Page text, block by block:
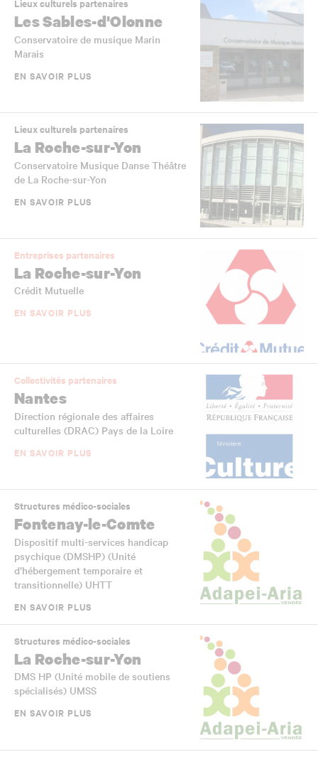
Lieux culturels partenaires
Les Sables-d'Olonne
Conservatoire de musique Marin
Marais
EN SAVOIR PLUS
Lieux culturels partenaires
La Roche-sur-Yon
Conservatoire Musique Danse Théâtre
de La Roche-sur-Yon
EN SAVOIR PLUS
Entreprises partenaires
La Roche-sur-Yon
Crédit Mutuelle
EN SAVOIR PLUS
Collectivités partenaires
Nantes
Direction régionale des affaires
culturelles (DRAC) Pays de la Loire
EN SAVOIR PLUS
Structures médico-sociales
Fontenay-le-Comte
Dispositif multi-services handicap
psychique (DMSHP) (Unité
d’hébergement temporaire et
transitionnelle) UHTT
EN SAVOIR PLUS
Structures médico-sociales
La Roche-sur-Yon
DMS HP (Unité mobile de soutiens
spécialisés) UMSS
EN SAVOIR PLUS